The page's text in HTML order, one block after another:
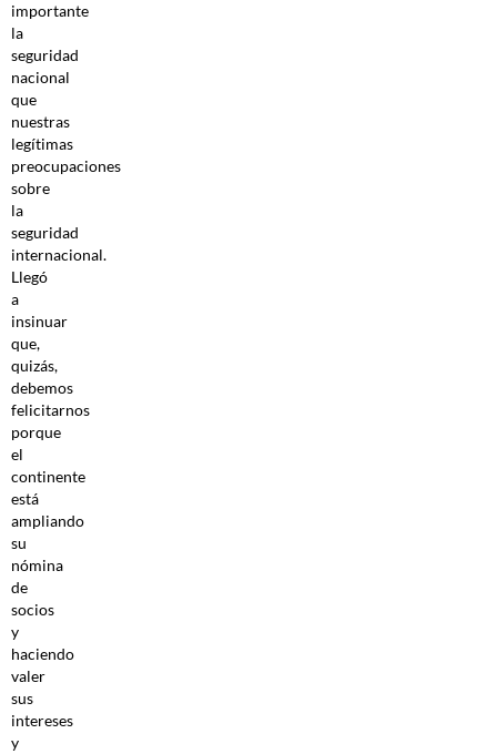
importante
la
seguridad
nacional
que
nuestras
legítimas
preocupaciones
sobre
la
seguridad
internacional.
Llegó
a
insinuar
que,
quizás,
debemos
felicitarnos
porque
el
continente
está
ampliando
su
nómina
de
socios
y
haciendo
valer
sus
intereses
y